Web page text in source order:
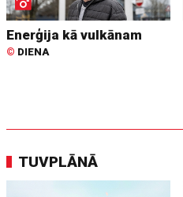
Enerģija kā vulkānam
© DIENA
TUVPLĀNĀ